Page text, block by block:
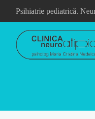
Psihiatrie pediatrică.